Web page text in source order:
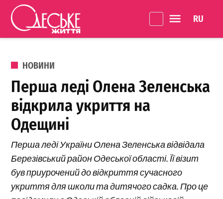
Перейти до вмісту
Життя
ОПУБЛІКОВАНО В
НОВИНИ
Перша леді Олена Зеленська
відкрила укриття на
Одещині
Перша леді України Олена Зеленська відвідала
Березівський район Одеської області. Її візит
був приурочений до відкриття сучасного
укриття для школи та дитячого садка. Про це